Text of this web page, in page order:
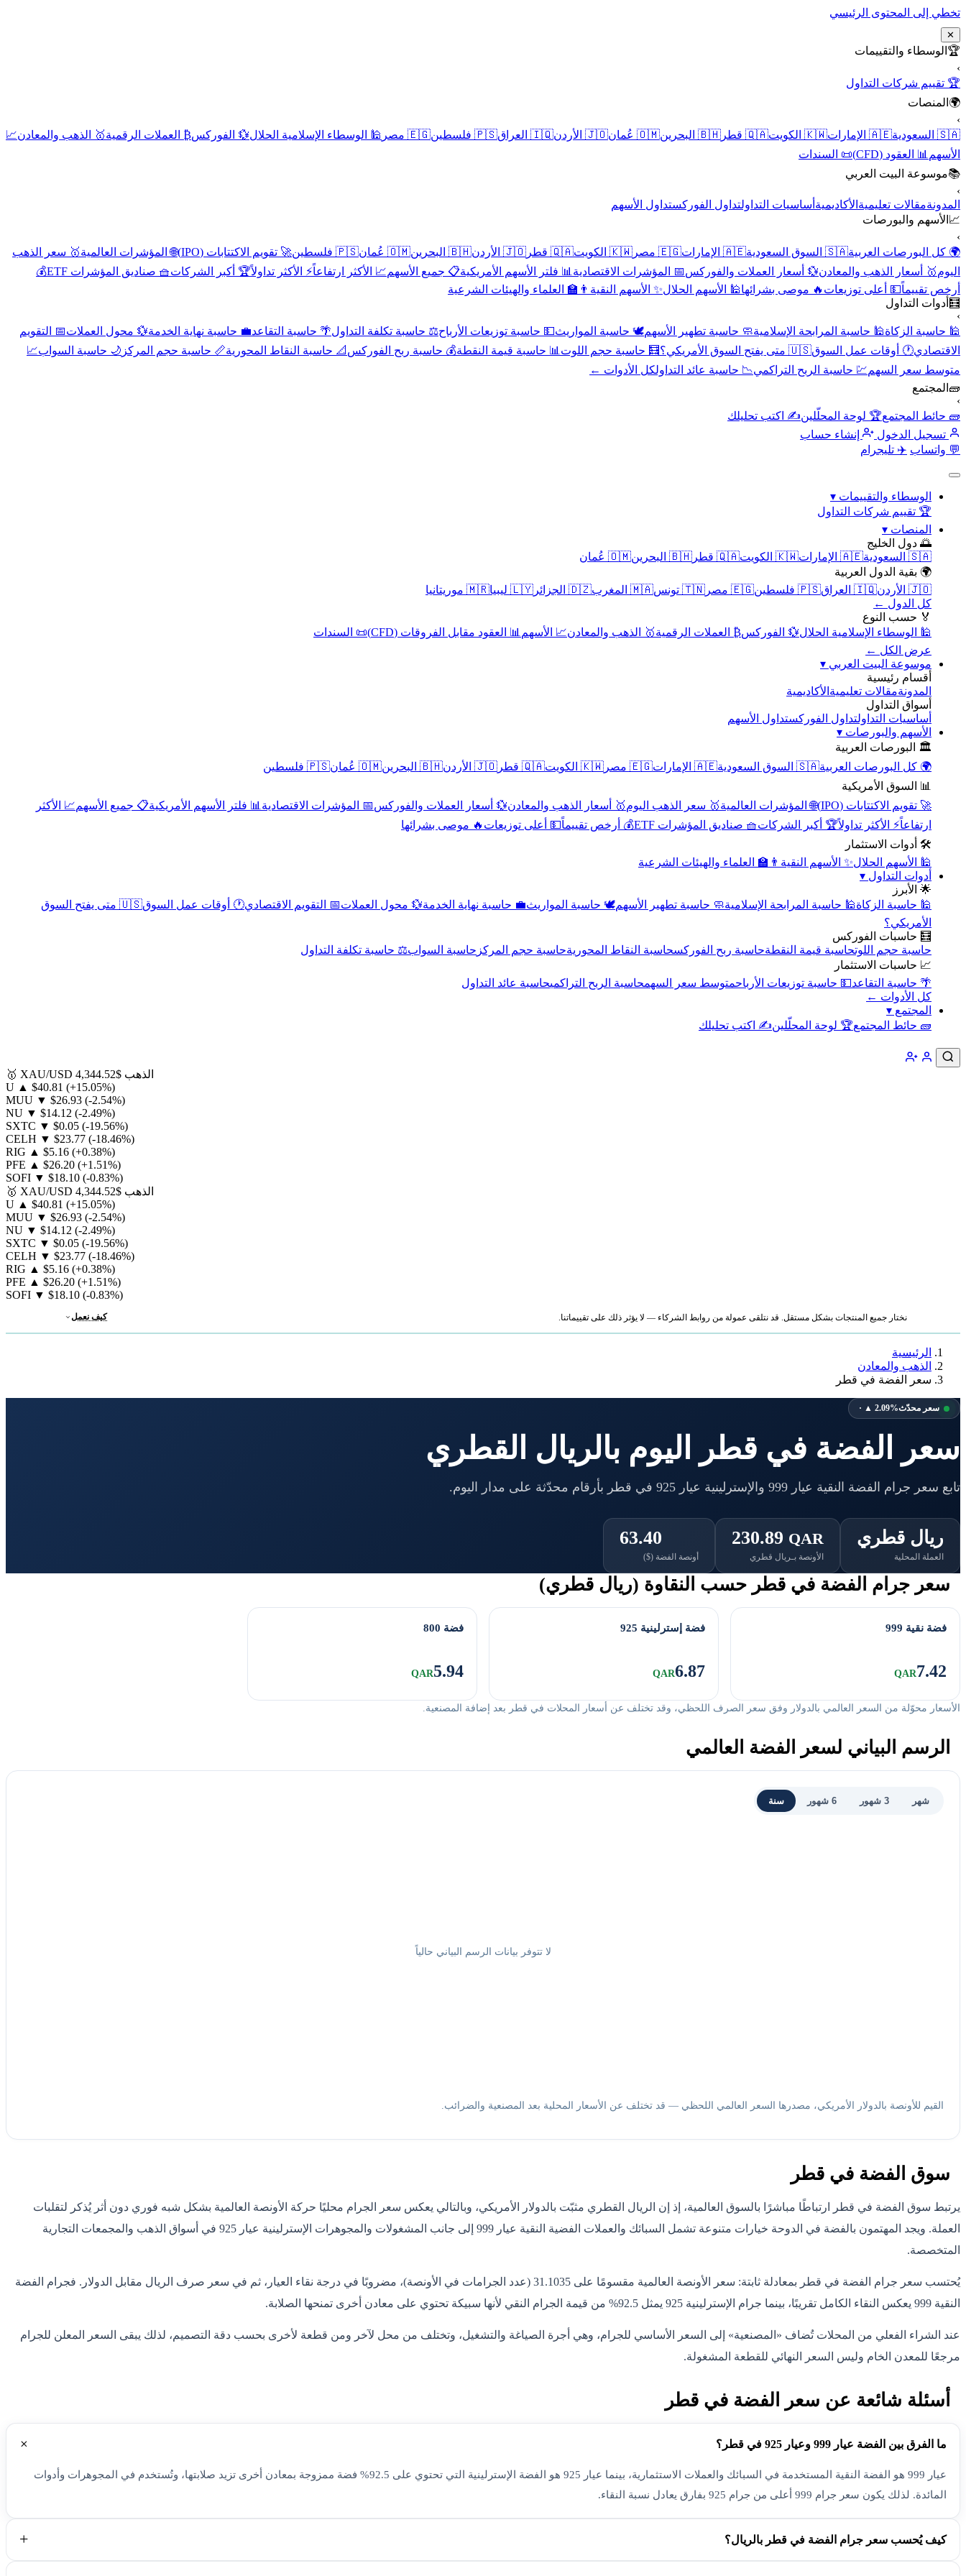
تخطي إلى المحتوى الرئيسي
✕
🏆 الوسطاء والتقييمات
›
🏆 تقييم شركات التداول
🌍 المنصات
›
🇸🇦 السعودية
🇦🇪 الإمارات 🇰🇼 الكويت 🇶🇦 قطر 🇧🇭 البحرين 🇴🇲 عُمان 🇯🇴 الأردن 🇮🇶 العراق 🇵🇸 فلسطين 🇪🇬 مصر 🕌 الوسطاء الإسلامية الحلال💱 الفوركس₿ العملات الرقمية🥇 الذهب والمعادن📈
الأسهم 📊 العقود (CFD)
📜 السندات
📚موسوعة البيت العربي
›
المدونةمقالات تعليمية الأكاديمية أساسيات التداولتداول الفوركستداول الأسهم
📈 الأسهم والبورصات
›
🌍 كل البورصات العربية🇸🇦 السوق السعودية 🇦🇪 الإمارات 🇪🇬 مصر 🇰🇼 الكويت 🇶🇦 قطر 🇯🇴 الأردن 🇧🇭 البحرين 🇴🇲 عُمان 🇵🇸 فلسطين 🚀 تقويم الاكتتابات (IPO) 🌐 المؤشرات العالمية🥇 سعر الذهب
اليوم🥇 أسعار الذهب والمعادن💱 أسعار العملات والفوركس📅 المؤشرات الاقتصادية 📊 فلتر الأسهم الأمريكية📋 جميع الأسهم📈 الأكثر ارتفاعاً⚡ الأكثر تداولاً🏆 أكبر الشركات🧺 صناديق المؤشرات ETF
💰
أرخص تقييماً💵 أعلى توزيعات 🔥 موصى بشرائها🕌 الأسهم الحلال✨ الأسهم النقية 👨‍🏫 العلماء والهيئات الشرعية
🧮 أدوات التداول
›
🕌 حاسبة الزكاة🕌 حاسبة المرابحة الإسلامية🧼 حاسبة تطهير الأسهم🕊️ حاسبة المواريث💵 حاسبة توزيعات الأرباح⚖️ حاسبة تكلفة التداول🌴 حاسبة التقاعد💼 حاسبة نهاية الخدمة💱 محول العملات📅 التقويم
الاقتصادي🕐 أوقات عمل السوق🇺🇸 متى يفتح السوق الأمريكي؟ 🧮 حاسبة حجم اللوت 📊 حاسبة قيمة النقطة💰 حاسبة ربح الفوركس 📐 حاسبة النقاط المحورية📏 حاسبة حجم المركز 🌙 حاسبة السواب📈
متوسط سعر السهم💹 حاسبة الربح التراكمي📉 حاسبة عائد التداولكل الأدوات ←
🧱 المجتمع
›
🧱 حائط المجتمع🏆 لوحة المحلّلين✍️ اكتب تحليلك
تسجيل الدخول
إنشاء حساب
💬 واتساب ✈️ تليجرام
الوسطاء والتقييمات ▾
🏆 تقييم شركات التداول
المنصات ▾
🌅 دول الخليج
🇸🇦 السعودية
🇦🇪 الإمارات 🇰🇼 الكويت 🇶🇦 قطر 🇧🇭 البحرين
🇴🇲 عُمان
🌍 بقية الدول العربية
🇯🇴 الأردن
🇮🇶 العراق 🇵🇸 فلسطين 🇪🇬 مصر 🇹🇳 تونس 🇲🇦 المغرب 🇩🇿 الجزائر 🇱🇾 ليبيا
🇲🇷 موريتانيا
كل الدول ←
🏅 حسب النوع
🕌 الوسطاء الإسلامية الحلال💱 الفوركس₿ العملات الرقمية🥇 الذهب والمعادن📈 الأسهم 📊 العقود مقابل الفروقات (CFD)
📜 السندات
عرض الكل ←
موسوعة البيت العربي ▾
أقسام رئيسية
المدونةمقالات تعليمية الأكاديمية
أسواق التداول
أساسيات التداولتداول الفوركستداول الأسهم
الأسهم والبورصات ▾
🏛️ البورصات العربية
🌍 كل البورصات العربية🇸🇦 السوق السعودية 🇦🇪 الإمارات 🇪🇬 مصر 🇰🇼 الكويت 🇶🇦 قطر 🇯🇴 الأردن 🇧🇭 البحرين 🇴🇲 عُمان
🇵🇸 فلسطين
📊 السوق الأمريكية
🚀 تقويم الاكتتابات (IPO)
🌐 المؤشرات العالمية🥇 سعر الذهب اليوم🥇 أسعار الذهب والمعادن💱 أسعار العملات والفوركس📅 المؤشرات الاقتصادية 📊 فلتر الأسهم الأمريكية📋 جميع الأسهم📈 الأكثر
ارتفاعاً⚡ الأكثر تداولاً🏆 أكبر الشركات🧺 صناديق المؤشرات ETF 💰 أرخص تقييماً💵 أعلى توزيعات 🔥 موصى بشرائها
🛠️ أدوات الاستثمار
🕌 الأسهم الحلال✨ الأسهم النقية 👨‍🏫 العلماء والهيئات الشرعية
أدوات التداول ▾
🌟 الأبرز
🕌 حاسبة الزكاة🕌 حاسبة المرابحة الإسلامية🧼 حاسبة تطهير الأسهم🕊️ حاسبة المواريث💼 حاسبة نهاية الخدمة💱 محول العملات📅 التقويم الاقتصادي🕐 أوقات عمل السوق
🇺🇸 متى يفتح السوق
الأمريكي؟
🧮 حاسبات الفوركس
حاسبة حجم اللوتحاسبة قيمة النقطةحاسبة ربح الفوركسحاسبة النقاط المحوريةحاسبة حجم المركز حاسبة السواب⚖️ حاسبة تكلفة التداول
📈 حاسبات الاستثمار
🌴 حاسبة التقاعد💵 حاسبة توزيعات الأرباحمتوسط سعر السهمحاسبة الربح التراكميحاسبة عائد التداول
كل الأدوات ←
المجتمع ▾
🧱 حائط المجتمع🏆 لوحة المحلّلين✍️ اكتب تحليلك
🥇 XAU/USD الذهب $4,344.52
U ▲ $40.81 (+15.05%)
MUU ▼ $26.93 (-2.54%)
NU ▼ $14.12 (-2.49%)
SXTC ▼ $0.05 (-19.56%)
CELH ▼ $23.77 (-18.46%)
RIG ▲ $5.16 (+0.38%)
PFE ▲ $26.20 (+1.51%)
SOFI ▼ $18.10 (-0.83%)
🥇 XAU/USD الذهب $4,344.52
U ▲ $40.81 (+15.05%)
MUU ▼ $26.93 (-2.54%)
NU ▼ $14.12 (-2.49%)
SXTC ▼ $0.05 (-19.56%)
CELH ▼ $23.77 (-18.46%)
RIG ▲ $5.16 (+0.38%)
PFE ▲ $26.20 (+1.51%)
SOFI ▼ $18.10 (-0.83%)
نختار جميع المنتجات بشكل مستقل. قد نتلقى عمولة من روابط الشركاء — لا يؤثر ذلك على تقييماتنا. كيف نعمل
الرئيسية
الذهب والمعادن
سعر الفضة في قطر
سعر محدّث· ▲ 2.09%
سعر الفضة في قطر اليوم بالريال القطري
تابع سعر جرام الفضة النقية عيار 999 والإسترلينية عيار 925 في قطر بأرقام محدّثة على مدار اليوم.
ريال قطري
العملة المحلية
230.89 QAR
الأونصة بـريال قطري
63.40
أونصة الفضة ($)
سعر جرام الفضة في قطر حسب النقاوة (ريال قطري)
فضة نقية 999
7.42
QAR
فضة إسترلينية 925
6.87
QAR
فضة 800
5.94
QAR
الأسعار محوّلة من السعر العالمي بالدولار وفق سعر الصرف اللحظي، وقد تختلف عن أسعار المحلات في قطر بعد إضافة المصنعية.
الرسم البياني لسعر الفضة العالمي
شهر 3 شهور 6 شهور سنة
لا تتوفر بيانات الرسم البياني حالياً
القيم للأونصة بالدولار الأمريكي، مصدرها السعر العالمي اللحظي — قد تختلف عن الأسعار المحلية بعد المصنعية والضرائب.
سوق الفضة في قطر
يرتبط سوق الفضة في قطر ارتباطًا مباشرًا بالسوق العالمية، إذ إن الريال القطري مثبّت بالدولار الأمريكي، وبالتالي يعكس سعر الجرام محليًا حركة الأونصة العالمية بشكل شبه فوري دون أثر يُذكر لتقلبات
العملة. ويجد المهتمون بالفضة في الدوحة خيارات متنوعة تشمل السبائك والعملات الفضية النقية عيار 999 إلى جانب المشغولات والمجوهرات الإسترلينية عيار 925 في أسواق الذهب والمجمعات التجارية
المتخصصة.
يُحتسب سعر جرام الفضة في قطر بمعادلة ثابتة: سعر الأونصة العالمية مقسومًا على 31.1035 (عدد الجرامات في الأونصة)، مضروبًا في درجة نقاء العيار، ثم في سعر صرف الريال مقابل الدولار. فجرام الفضة
النقية 999 يعكس النقاء الكامل تقريبًا، بينما جرام الإسترلينية 925 يمثل 92.5% من قيمة الجرام النقي لأنها سبيكة تحتوي على معادن أخرى تمنحها الصلابة.
عند الشراء الفعلي من المحلات تُضاف «المصنعية» إلى السعر الأساسي للجرام، وهي أجرة الصياغة والتشغيل، وتختلف من محل لآخر ومن قطعة لأخرى بحسب دقة التصميم، لذلك يبقى السعر المعلن للجرام
مرجعًا للمعدن الخام وليس السعر النهائي للقطعة المشغولة.
أسئلة شائعة عن سعر الفضة في قطر
ما الفرق بين الفضة عيار 999 وعيار 925 في قطر؟
عيار 999 هو الفضة النقية المستخدمة في السبائك والعملات الاستثمارية، بينما عيار 925 هو الفضة الإسترلينية التي تحتوي على 92.5% فضة ممزوجة بمعادن أخرى تزيد صلابتها، وتُستخدم في المجوهرات وأدوات
المائدة. لذلك يكون سعر جرام 999 أعلى من جرام 925 بفارق يعادل نسبة النقاء.
كيف يُحسب سعر جرام الفضة في قطر بالريال؟